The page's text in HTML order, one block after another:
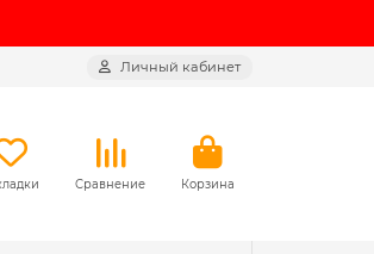
Личный кабинет
Сравнение Корзина